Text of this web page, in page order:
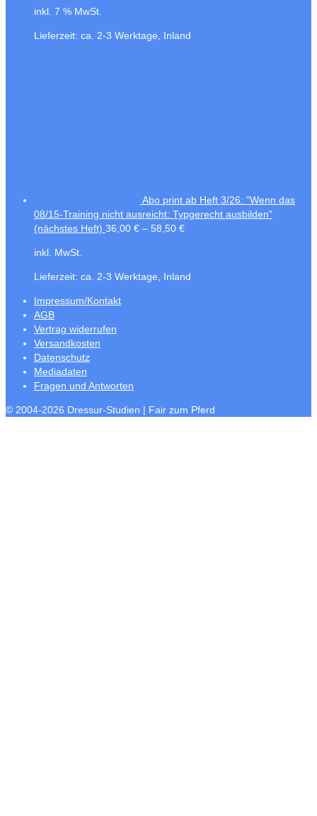
inkl. 7 % MwSt.
Lieferzeit: ca. 2-3 Werktage, Inland
Abo print ab Heft 3/26: "Wenn das
08/15-Training nicht ausreicht: Typgerecht ausbilden"
(nächstes Heft) 36,00 € – 58,50 €
inkl. MwSt.
Lieferzeit: ca. 2-3 Werktage, Inland
Impressum/Kontakt
AGB
Vertrag widerrufen
Versandkosten
Datenschutz
Mediadaten
Fragen und Antworten
© 2004-2026 Dressur-Studien | Fair zum Pferd